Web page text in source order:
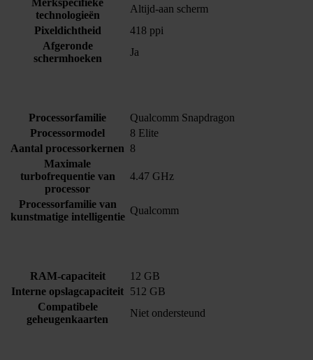
Merkspecifieke
technologieën
Altijd-aan scherm
Pixeldichtheid
418 ppi
Afgeronde
schermhoeken
Ja
Processorfamilie
Qualcomm Snapdragon
Processormodel
8 Elite
Aantal processorkernen 8
Maximale
turbofrequentie van
processor
4.47 GHz
Processorfamilie van
kunstmatige intelligentie
Qualcomm
RAM-capaciteit
12 GB
Interne opslagcapaciteit 512 GB
Compatibele
geheugenkaarten
Niet ondersteund